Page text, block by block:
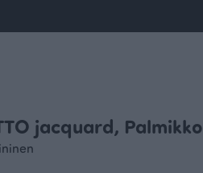
jacquard, Palmikko